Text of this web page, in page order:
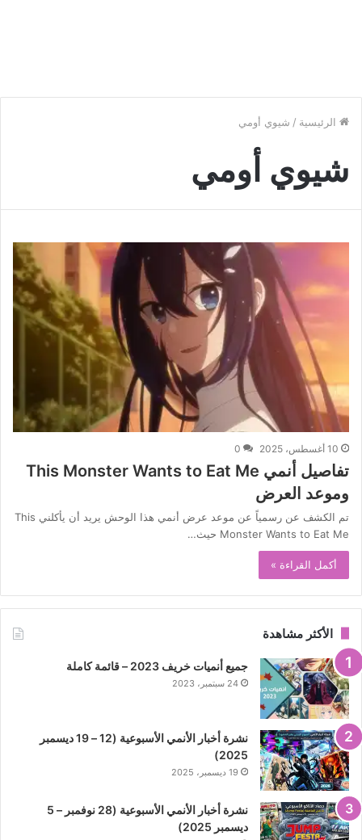
الرئيسية / شيوي أومي
شيوي أومي
10 أغسطس، 2025 0
تفاصيل أنمي This Monster Wants to Eat Me
وموعد العرض
تم الكشف عن رسمياً عن موعد عرض أنمي هذا الوحش يريد أن يأكلني This
Monster Wants to Eat Me حيث…
أكمل القراءة »
الأكثر مشاهدة
جميع أنميات خريف 2023 – قائمة كاملة
24 سبتمبر، 2023
نشرة أخبار الأنمي الأسبوعية (12 – 19 ديسمبر
2025)
19 ديسمبر، 2025
نشرة أخبار الأنمي الأسبوعية (28 نوفمبر – 5
ديسمبر 2025)